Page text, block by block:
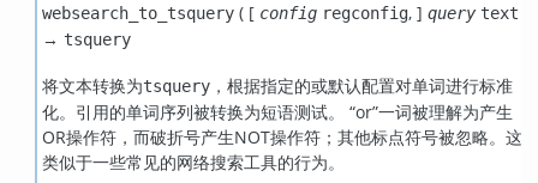
websearch_to_tsquery( [ config regconfig, ] query text
→ tsquery
将文本转换为tsquery，根据指定的或默认配置对单词进行标准
化。引用的单词序列被转换为短语测试。 “or”一词被理解为产生
OR操作符，而破折号产生NOT操作符；其他标点符号被忽略。这
类似于一些常见的网络搜索工具的行为。